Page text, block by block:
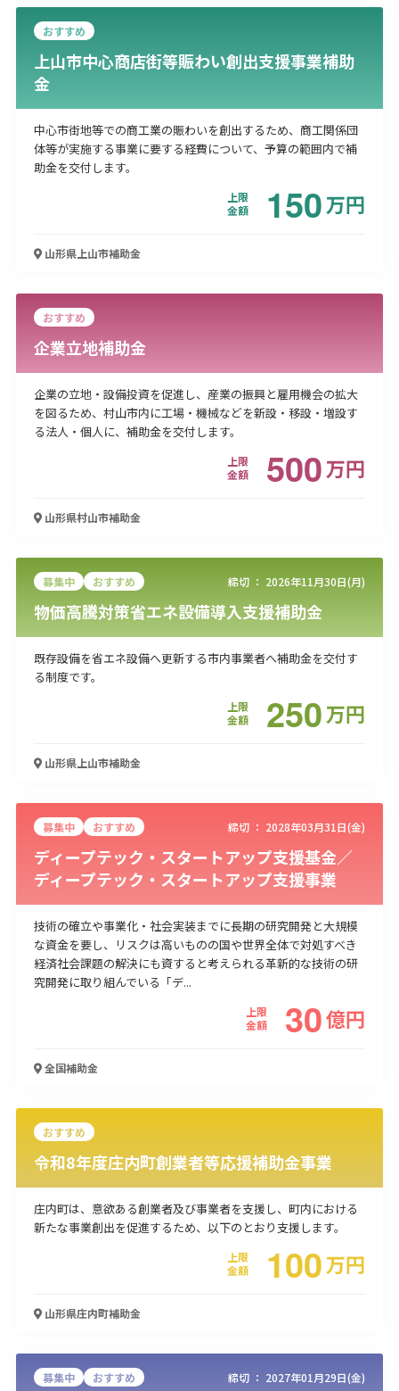
おすすめ
上山市中心商店街等賑わい創出支援事業補助
金
中心市街地等での商工業の賑わいを創出するため、商工関係団
体等が実施する事業に要する経費について、予算の範囲内で補
助金を交付します。
上限
金額
150万円
山形県上山市補助金
おすすめ
企業立地補助金
企業の立地・設備投資を促進し、産業の振興と雇用機会の拡大
を図るため、村山市内に工場・機械などを新設・移設・増設す
る法人・個人に、補助金を交付します。
上限
金額
500万円
山形県村山市補助金
募集中 おすすめ 締切 ： 2026年11月30日(月)
物価高騰対策省エネ設備導入支援補助金
既存設備を省エネ設備へ更新する市内事業者へ補助金を交付す
る制度です。
上限
金額
250万円
山形県上山市補助金
募集中 おすすめ 締切 ： 2028年03月31日(金)
ディープテック・スタートアップ支援基金／
ディープテック・スタートアップ支援事業
技術の確立や事業化・社会実装までに長期の研究開発と大規模
な資金を要し、リスクは高いものの国や世界全体で対処すべき
経済社会課題の解決にも資すると考えられる革新的な技術の研
究開発に取り組んでいる「デ...
上限
金額
30億円
全国補助金
おすすめ
令和8年度庄内町創業者等応援補助金事業
庄内町は、意欲ある創業者及び事業者を支援し、町内における
新たな事業創出を促進するため、以下のとおり支援します。
上限
金額
100万円
山形県庄内町補助金
募集中 おすすめ 締切 ： 2027年01月29日(金)